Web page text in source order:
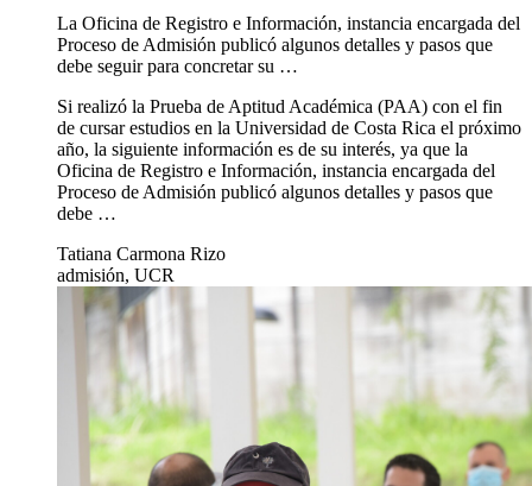
La Oficina de Registro e Información, instancia encargada del
Proceso de Admisión publicó algunos detalles y pasos que
debe seguir para concretar su …
Si realizó la Prueba de Aptitud Académica (PAA) con el fin
de cursar estudios en la Universidad de Costa Rica el próximo
año, la siguiente información es de su interés, ya que la
Oficina de Registro e Información, instancia encargada del
Proceso de Admisión publicó algunos detalles y pasos que
debe …
Tatiana Carmona Rizo
admisión, UCR